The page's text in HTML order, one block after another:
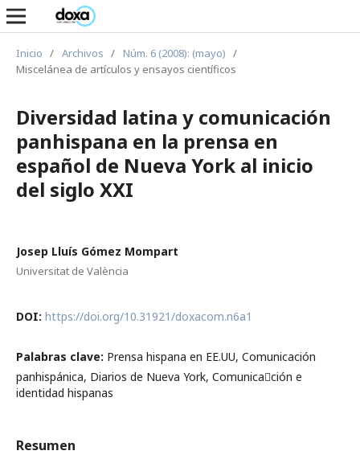
Inicio / Archivos / Núm. 6 (2008): (mayo) /
Miscelánea de artículos y ensayos científicos
Diversidad latina y comunicación
panhispana en la prensa en
español de Nueva York al inicio
del siglo XXI
Josep Lluís Gómez Mompart
Universitat de València
DOI: https://doi.org/10.31921/doxacom.n6a1
Palabras clave: Prensa hispana en EE.UU, Comunicación
panhispánica, Diarios de Nueva York, Comunica￾ción e
identidad hispanas
Resumen